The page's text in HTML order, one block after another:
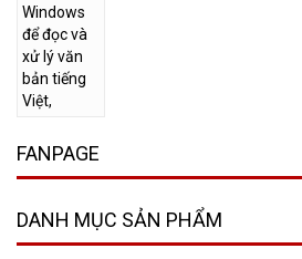
FANPAGE
DANH MỤC SẢN PHẨM